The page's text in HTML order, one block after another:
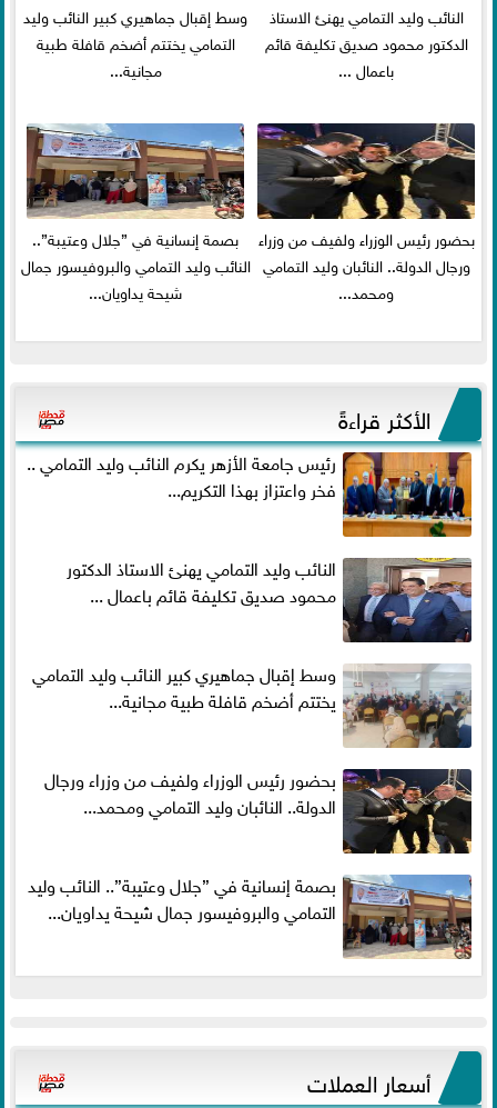
النائب وليد التمامي يهنئ الاستاذ
الدكتور محمود صديق تكليفة قائم
باعمال ...
وسط إقبال جماهيري كبير النائب وليد
التمامي يختتم أضخم قافلة طبية
مجانية...
بحضور رئيس الوزراء ولفيف من وزراء
ورجال الدولة.. النائبان وليد التمامي
ومحمد...
بصمة إنسانية في ”جلال وعتيبة”..
النائب وليد التمامي والبروفيسور جمال
شيحة يداويان...
الأكثر قراءةً
رئيس جامعة الأزهر يكرم النائب وليد التمامي ..
فخر واعتزاز بهذا التكريم...
النائب وليد التمامي يهنئ الاستاذ الدكتور
محمود صديق تكليفة قائم باعمال ...
وسط إقبال جماهيري كبير النائب وليد التمامي
يختتم أضخم قافلة طبية مجانية...
بحضور رئيس الوزراء ولفيف من وزراء ورجال
الدولة.. النائبان وليد التمامي ومحمد...
بصمة إنسانية في ”جلال وعتيبة”.. النائب وليد
التمامي والبروفيسور جمال شيحة يداويان...
أسعار العملات